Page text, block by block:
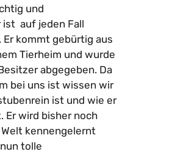
und
ist auf jeden Fall
kommt gebürtig aus
Tierheim und wurde
abgegeben. Da
bei uns ist wissen wir
ist und wie er
Er wird bisher noch
kennengelernt
tolle